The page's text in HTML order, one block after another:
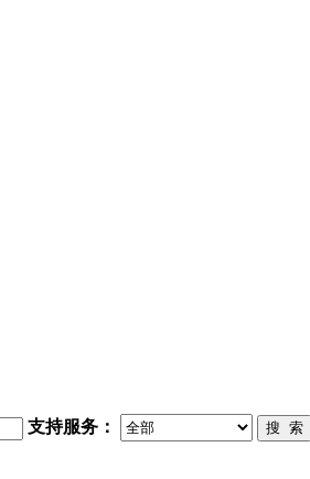
支持服务： 搜 索